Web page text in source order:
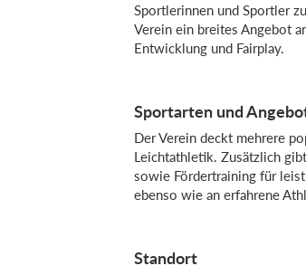
Sportlerinnen und Sportler
Verein ein breites Angebot
Entwicklung und Fairplay.
Sportarten und
Der Verein deckt mehrere
Leichtathletik. Zusätzlich
sowie Fördertraining für
ebenso wie an erfahrene
Standort